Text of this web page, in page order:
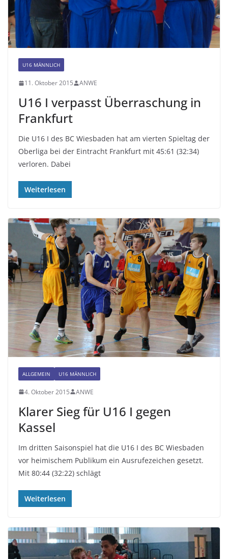
U16 MÄNNLICH
11. Oktober 2015 ANWE
U16 I verpasst Überraschung in
Frankfurt
Die U16 I des BC Wiesbaden hat am vierten Spieltag der
Oberliga bei der Eintracht Frankfurt mit 45:61 (32:34)
verloren. Dabei
Weiterlesen
ALLGEMEIN U16 MÄNNLICH
4. Oktober 2015 ANWE
Klarer Sieg für U16 I gegen
Kassel
Im dritten Saisonspiel hat die U16 I des BC Wiesbaden
vor heimischem Publikum ein Ausrufezeichen gesetzt.
Mit 80:44 (32:22) schlägt
Weiterlesen